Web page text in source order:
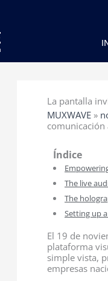
La pantalla
MUXWAVE »
Índice
The live
The
Setting up
El 19 de
plataforma
simple vista,
empresas